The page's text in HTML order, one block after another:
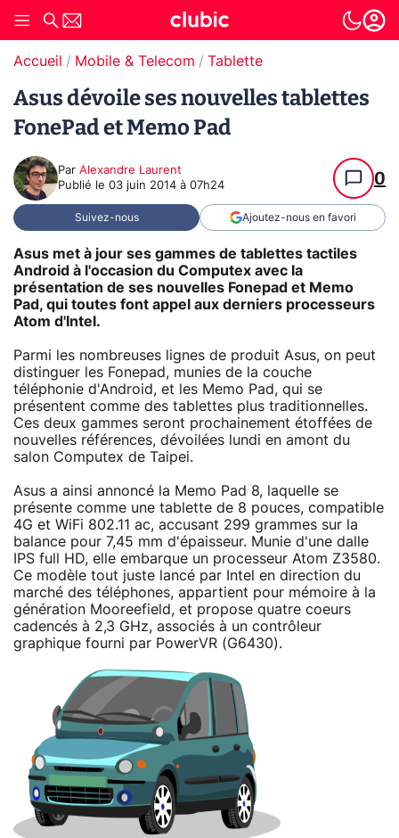
Accueil Mobile & Telecom Tablette
Asus dévoile ses nouvelles tablettes
FonePad et Memo Pad
Par Alexandre Laurent
Publié le 03 juin 2014 à 07h24 0
Suivez-nous Ajoutez-nous en favori
Asus met à jour ses gammes de tablettes tactiles
Android à l'occasion du Computex avec la
présentation de ses nouvelles Fonepad et Memo
Pad, qui toutes font appel aux derniers processeurs
Atom d'Intel.
Parmi les nombreuses lignes de produit Asus, on peut
distinguer les Fonepad, munies de la couche
téléphonie d'Android, et les Memo Pad, qui se
présentent comme des tablettes plus traditionnelles.
Ces deux gammes seront prochainement étoffées de
nouvelles références, dévoilées lundi en amont du
salon Computex de Taipei.
Asus a ainsi annoncé la Memo Pad 8, laquelle se
présente comme une tablette de 8 pouces, compatible
4G et WiFi 802.11 ac, accusant 299 grammes sur la
balance pour 7,45 mm d'épaisseur. Munie d'une dalle
IPS full HD, elle embarque un processeur Atom Z3580.
Ce modèle tout juste lancé par Intel en direction du
marché des téléphones, appartient pour mémoire à la
génération Mooreefield, et propose quatre coeurs
cadencés à 2,3 GHz, associés à un contrôleur
graphique fourni par PowerVR (G6430).